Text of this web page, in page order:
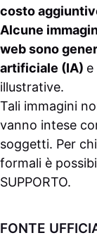
costo
Alcune
web sono
artificiale (IA)
illustrative.
Tali immagini
vanno intese
soggetti. Per
formali è
SUPPORTO.
FONTE